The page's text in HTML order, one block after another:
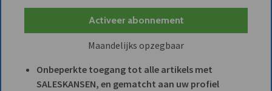
Activeer abonnement
Maandelijks opzegbaar
Onbeperkte toegang tot alle artikels met
SALESKANSEN, en gematcht aan uw profiel